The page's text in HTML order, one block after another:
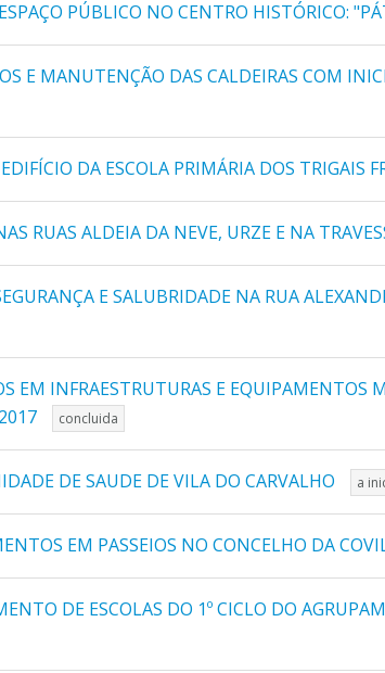
PÚBLICO NO CENTRO HISTÓRICO:
E MANUTENÇÃO DAS CALDEIRAS COM
DA ESCOLA PRIMÁRIA DOS TRIGAIS
RUAS ALDEIA DA NEVE, URZE E NA
E SALUBRIDADE NA RUA
EM INFRAESTRUTURAS E EQUIPAMENTOS
concluida
DE SAUDE DE VILA DO CARVALHO a
EM PASSEIOS NO CONCELHO DA
DE ESCOLAS DO 1º CICLO DO